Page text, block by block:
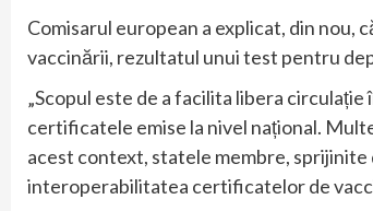
Comisarul european a explicat, din
vaccinării, rezultatul unui test pentru
„Scopul este de a facilita libera
certificatele emise la nivel național.
acest context, statele membre, sprijinite
interoperabilitatea certificatelor de